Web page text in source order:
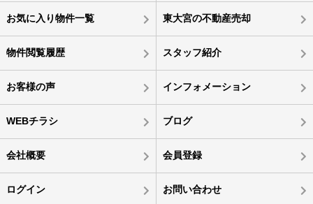
お気に入り物件一覧 東大宮の不動産売却
物件閲覧履歴 スタッフ紹介
お客様の声 インフォメーション
WEBチラシ ブログ
会社概要 会員登録
ログイン お問い合わせ